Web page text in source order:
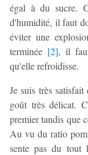
égal à du sucre.
d'humidité, il faut
éviter une
terminée [2], il
qu'elle refroidisse.
Je suis très
goût très délicat.
premier tandis que
Au vu du ratio
sente pas du tout